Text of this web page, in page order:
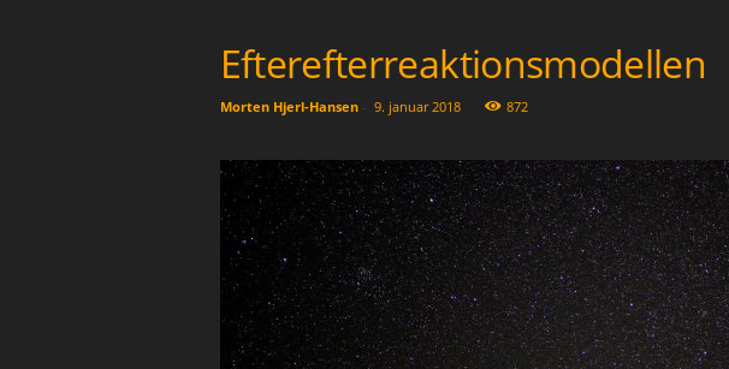
Efterefterreaktionsmodellen
Morten Hjerl-Hansen- 9. januar 2018 872